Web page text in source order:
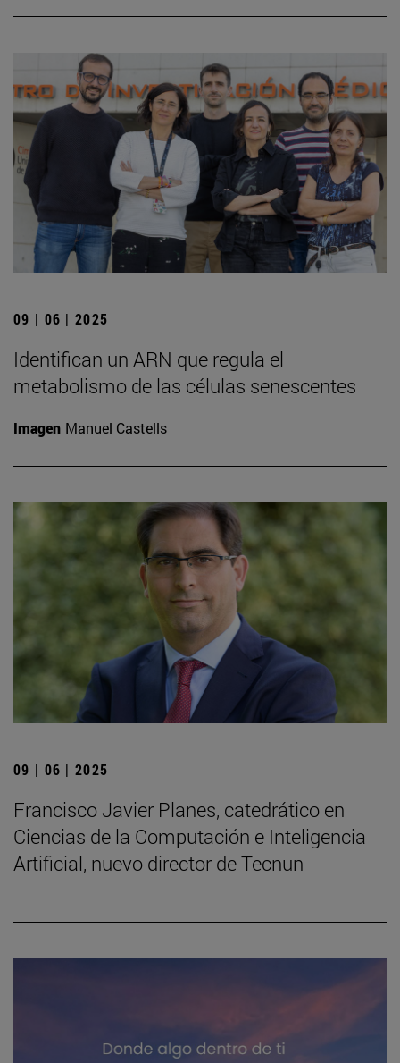
09 | 06 | 2025
Identifican un ARN que regula el
metabolismo de las células senescentes
Imagen Manuel Castells
09 | 06 | 2025
Francisco Javier Planes, catedrático en
Ciencias de la Computación e Inteligencia
Artificial, nuevo director de Tecnun